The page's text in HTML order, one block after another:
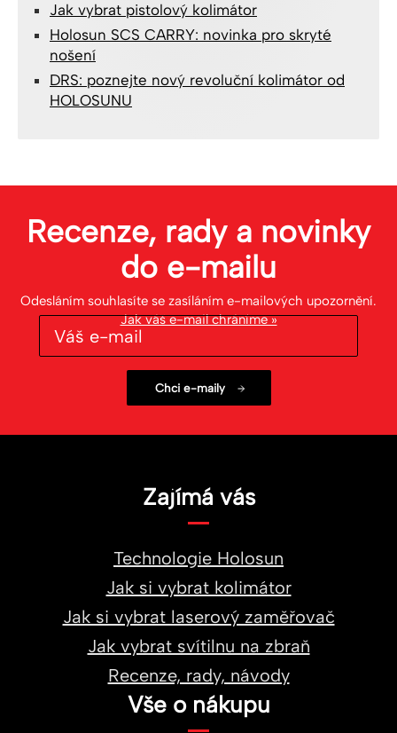
Jak vybrat pistolový kolimátor
Holosun SCS CARRY: novinka pro skryté
nošení
DRS: poznejte nový revoluční kolimátor od
HOLOSUNU
Recenze, rady a novinky
do e-mailu
Odesláním souhlasíte se zasíláním e-mailových upozornění.
Jak váš e-mail chráníme »
Zajímá vás
Technologie Holosun
Jak si vybrat kolimátor
Jak si vybrat laserový zaměřovač
Jak vybrat svítilnu na zbraň
Recenze, rady, návody
Vše o nákupu